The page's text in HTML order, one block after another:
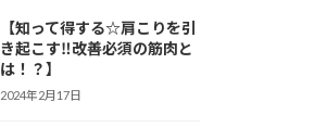
【知って得する☆肩こりを引
き起こす‼改善必須の筋肉と
は！？】
2024年2月17日